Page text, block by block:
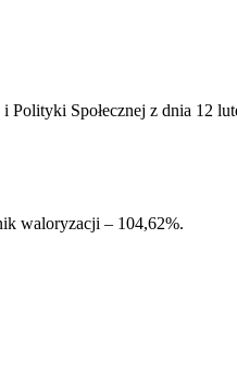
Społecznej z dnia 12
waloryzacji – 104,62%.